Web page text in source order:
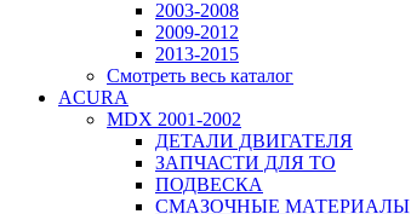
2003-2008
2009-2012
2013-2015
Смотреть весь каталог
ACURA
MDX 2001-2002
ДЕТАЛИ ДВИГАТЕЛЯ
ЗАПЧАСТИ ДЛЯ ТО
ПОДВЕСКА
СМАЗОЧНЫЕ МАТЕРИАЛЫ